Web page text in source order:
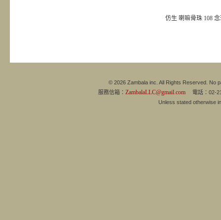
仿生 喇嘛骨珠 108 念
© 2026 Zambala inc. All Rights Reserved. No
服務信箱： ZambalaLLC@gmail.com 電話：02-
Unless stated